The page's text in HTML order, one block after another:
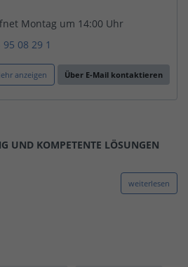
95 08 29 1
anzeigen Über E-Mail kontaktieren
UND KOMPETENTE LÖSUNGEN
weiterlesen